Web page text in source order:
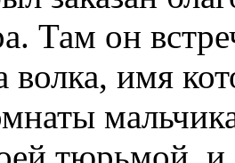
Там он
волка, имя